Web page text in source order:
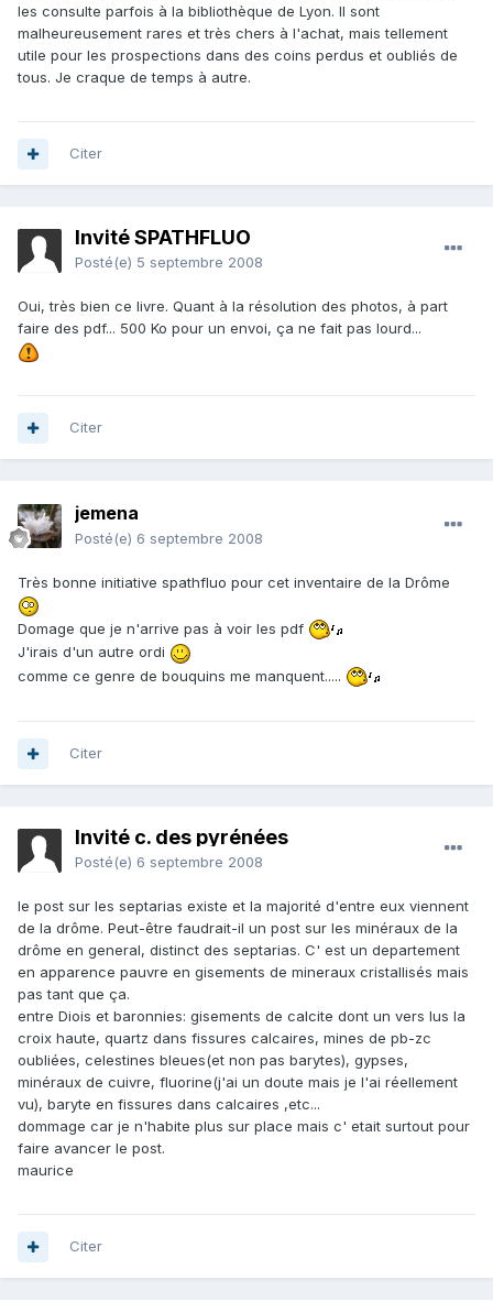
les consulte parfois à la bibliothèque de Lyon. Il sont
malheureusement rares et très chers à l'achat, mais tellement
utile pour les prospections dans des coins perdus et oubliés de
tous. Je craque de temps à autre.
Citer
Invité SPATHFLUO
Posté(e) 5 septembre 2008
Oui, très bien ce livre. Quant à la résolution des photos, à part
faire des pdf... 500 Ko pour un envoi, ça ne fait pas lourd...
Citer
jemena
Posté(e) 6 septembre 2008
Très bonne initiative spathfluo pour cet inventaire de la Drôme
Domage que je n'arrive pas à voir les pdf
J'irais d'un autre ordi
comme ce genre de bouquins me manquent.....
Citer
Invité c. des pyrénées
Posté(e) 6 septembre 2008
le post sur les septarias existe et la majorité d'entre eux viennent
de la drôme. Peut-être faudrait-il un post sur les minéraux de la
drôme en general, distinct des septarias. C' est un departement
en apparence pauvre en gisements de mineraux cristallisés mais
pas tant que ça.
entre Diois et baronnies: gisements de calcite dont un vers lus la
croix haute, quartz dans fissures calcaires, mines de pb-zc
oubliées, celestines bleues(et non pas barytes), gypses,
minéraux de cuivre, fluorine(j'ai un doute mais je l'ai réellement
vu), baryte en fissures dans calcaires ,etc...
dommage car je n'habite plus sur place mais c' etait surtout pour
faire avancer le post.
maurice
Citer